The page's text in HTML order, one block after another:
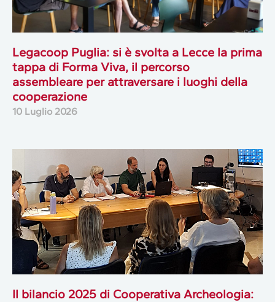
Legacoop Puglia: si è svolta a Lecce la prima
tappa di Forma Viva, il percorso
assembleare per attraversare i luoghi della
cooperazione
10 Luglio 2026
Il bilancio 2025 di Cooperativa Archeologia: